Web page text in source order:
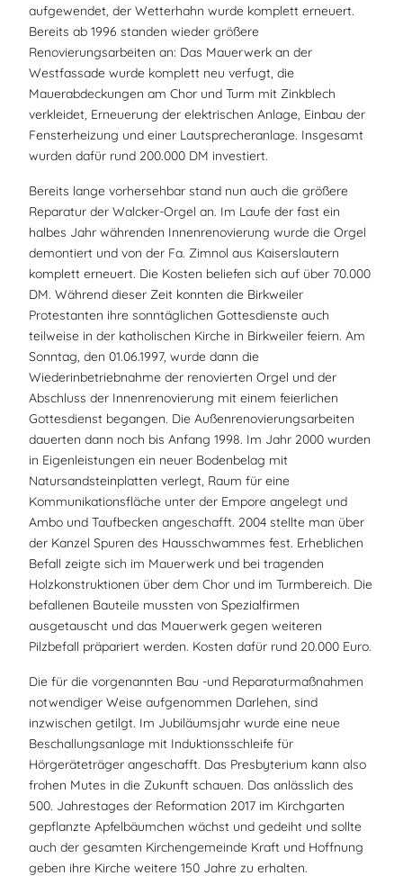
aufgewendet, der Wetterhahn wurde komplett erneuert.
Bereits ab 1996 standen wieder größere
Renovierungsarbeiten an: Das Mauerwerk an der
Westfassade wurde komplett neu verfugt, die
Mauerabdeckungen am Chor und Turm mit Zinkblech
verkleidet, Erneuerung der elektrischen Anlage, Einbau der
Fensterheizung und einer Lautsprecheranlage. Insgesamt
wurden dafür rund 200.000 DM investiert.
Bereits lange vorhersehbar stand nun auch die größere
Reparatur der Walcker-Orgel an. Im Laufe der fast ein
halbes Jahr währenden Innenrenovierung wurde die Orgel
demontiert und von der Fa. Zimnol aus Kaiserslautern
komplett erneuert. Die Kosten beliefen sich auf über 70.000
DM. Während dieser Zeit konnten die Birkweiler
Protestanten ihre sonntäglichen Gottesdienste auch
teilweise in der katholischen Kirche in Birkweiler feiern. Am
Sonntag, den 01.06.1997, wurde dann die
Wiederinbetriebnahme der renovierten Orgel und der
Abschluss der Innenrenovierung mit einem feierlichen
Gottesdienst begangen. Die Außenrenovierungsarbeiten
dauerten dann noch bis Anfang 1998. Im Jahr 2000 wurden
in Eigenleistungen ein neuer Bodenbelag mit
Natursandsteinplatten verlegt, Raum für eine
Kommunikationsfläche unter der Empore angelegt und
Ambo und Taufbecken angeschafft. 2004 stellte man über
der Kanzel Spuren des Hausschwammes fest. Erheblichen
Befall zeigte sich im Mauerwerk und bei tragenden
Holzkonstruktionen über dem Chor und im Turmbereich. Die
befallenen Bauteile mussten von Spezialfirmen
ausgetauscht und das Mauerwerk gegen weiteren
Pilzbefall präpariert werden. Kosten dafür rund 20.000 Euro.
Die für die vorgenannten Bau -und Reparaturmaßnahmen
notwendiger Weise aufgenommen Darlehen, sind
inzwischen getilgt. Im Jubiläumsjahr wurde eine neue
Beschallungsanlage mit Induktionsschleife für
Hörgeräteträger angeschafft. Das Presbyterium kann also
frohen Mutes in die Zukunft schauen. Das anlässlich des
500. Jahrestages der Reformation 2017 im Kirchgarten
gepflanzte Apfelbäumchen wächst und gedeiht und sollte
auch der gesamten Kirchengemeinde Kraft und Hoffnung
geben ihre Kirche weitere 150 Jahre zu erhalten.